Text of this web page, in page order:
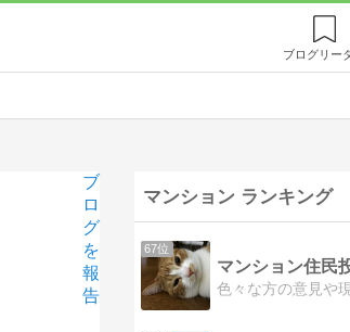
ブログリー
ブ
ロ
グ
を
報
告
マンション ランキング
67位